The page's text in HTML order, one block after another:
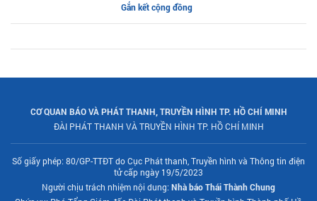
Gắn kết cộng đồng
CƠ QUAN BÁO VÀ PHÁT THANH, TRUYỀN HÌNH TP. HỒ CHÍ MINH
ĐÀI PHÁT THANH VÀ TRUYỀN HÌNH TP. HỒ CHÍ MINH
Số giấy phép: 80/GP-TTĐT do Cục Phát thanh, Truyền hình và Thông tin điện
tử cấp ngày 19/5/2023
Người chịu trách nhiệm nội dung: Nhà báo Thái Thành Chung